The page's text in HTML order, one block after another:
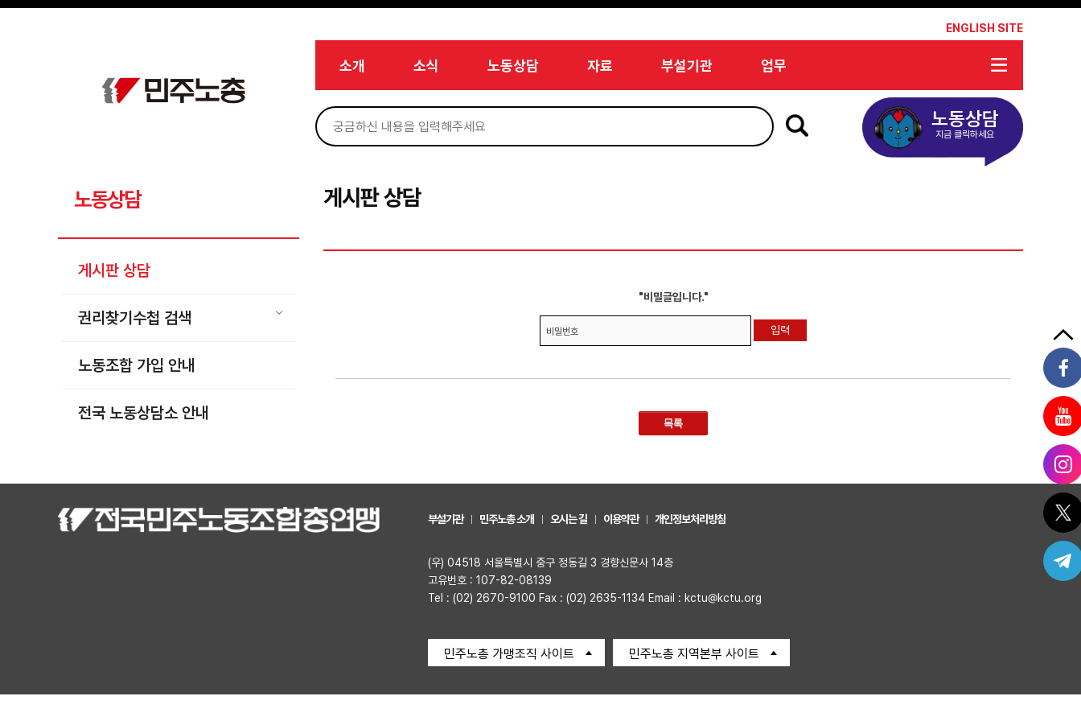
메뉴 건너뛰기
ENGLISH SITE
소개 소식 노동상담 자료 부설기관 업무
노동상담
지금 클릭하세요
노동상담
게시판 상담
권리찾기수첩 검색
노동조합 가입 안내
전국 노동상담소 안내
게시판 상담
"비밀글입니다."
비밀번호
목록
부설기관 민주노총 소개 오시는 길 이용약관 개인정보처리방침
(우) 04518 서울특별시 중구 정동길 3 경향신문사 14층
고유번호 : 107-82-08139
Tel : (02) 2670-9100 Fax : (02) 2635-1134 Email : kctu@kctu.org
민주노총 가맹조직 사이트 민주노총 지역본부 사이트
권리찾기수첩 검색
찾아보기
노동조합 가입 안내
Sketchbook5, 스케치북5
Sketchbook5, 스케치북5